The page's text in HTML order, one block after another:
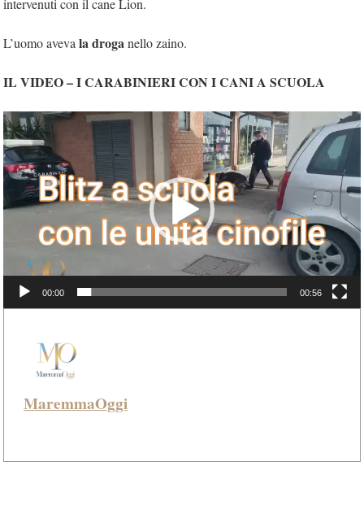
L’uomo aveva la droganello zaino.
IL VIDEO – I CARABINIERI CON I CANI A SCUOLA
Video
Player
00:00 00:56
MaremmaOggi